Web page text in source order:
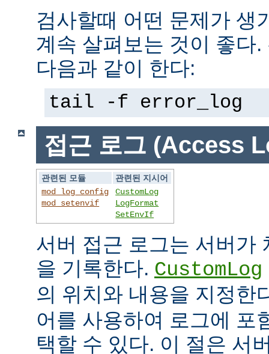
검사할때 어떤 문제가 생
계속 살펴보는 것이 좋다
다음과 같이 한다:
tail -f error_log
접근 로그 (Access
관련된 모듈
관련된 지시어
mod_log_config
mod_setenvif
CustomLog
LogFormat
SetEnvIf
서버 접근 로그는 서버가
을 기록한다. CustomLog
의 위치와 내용을 지정한
어를 사용하여 로그에 포
택할 수 있다. 이 절은 서